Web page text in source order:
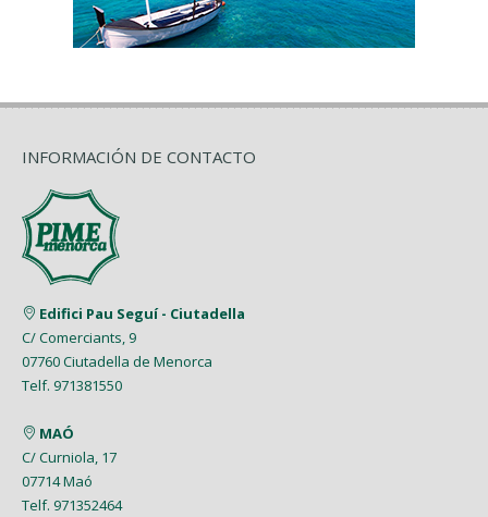
INFORMACIÓN DE CONTACTO
Edifici Pau Seguí - Ciutadella
C/ Comerciants, 9
07760 Ciutadella de Menorca
Telf. 971381550
MAÓ
C/ Curniola, 17
07714 Maó
Telf. 971352464